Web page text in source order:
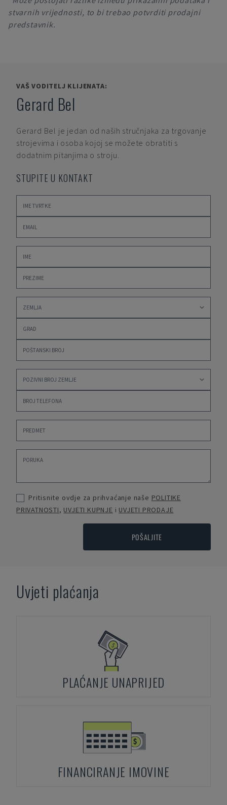
stvarnih vrijednosti, to bi trebao potvrditi prodajni
predstavnik.
VAŠ VODITELJ KLIJENATA:
Gerard Bel
Gerard Bel je jedan od naših stručnjaka za trgovanje
strojevima i osoba kojoj se možete obratiti s
dodatnim pitanjima o stroju.
STUPITE U KONTAKT
Pritisnite ovdje za prihvaćanje naše POLITIKE
PRIVATNOSTI, UVJETI KUPNJE i UVJETI PRODAJE
POŠALJITE
Uvjeti plaćanja
PLAĆANJE UNAPRIJED
FINANCIRANJE IMOVINE